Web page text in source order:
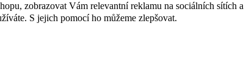
zobrazovat Vám relevantní reklamu na sociálních sítích
S jejich pomocí ho můžeme zlepšovat.